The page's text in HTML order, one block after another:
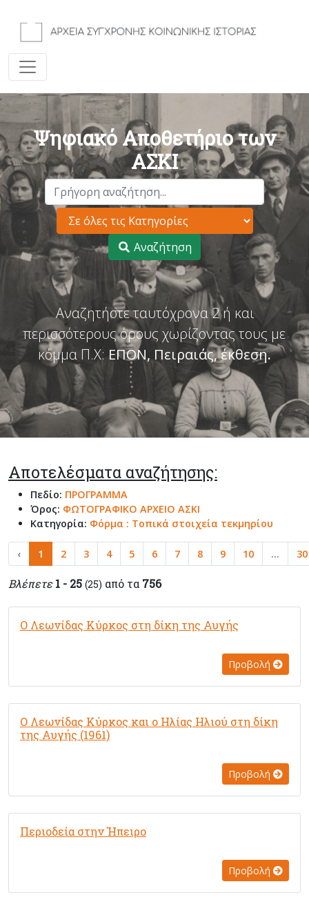
Ψηφιακό Αποθετήριο των
ΑΣΚΙ
Αναζήτηση
Αναζητήστε ταυτόχρονα 2 ή και
περισσότερους όρους χωρίζοντας τους με
κόμμα Π.Χ: ΕΠΟΝ, Πειραιάς, έκθεση.
Αποτελέσματα αναζήτησης:
Πεδίο: ΠΡΟΓΡΑΜΜΑ
Όρος: ΦΩΤΟΓΡΑΦΙΚΟ ΑΡΧΕΙΟ ΑΣΚΙ
Κατηγορία: Φόρμα : Τοπικά στοιχεία τεκμηρίου
‹ 1 2 3 4 5 6 7 8 9 10 ... 30
Βλέπετε 1 - 25 (25) από τα 756
Ο Λεωνίδας Κύρκος στη δίκη της Αυγής
Προβολή
Ο Λεωνίδας Κύρκος και ο Ηλίας Ηλιού στη δίκη
της Αυγής (1961)
Προβολή
Περιοδεία στην Ήπειρο
Προβολή